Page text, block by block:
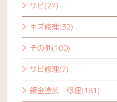
サビ(27)
キズ修理(32)
その他(100)
サビ修理(7)
鈑金塗装 修理(181)